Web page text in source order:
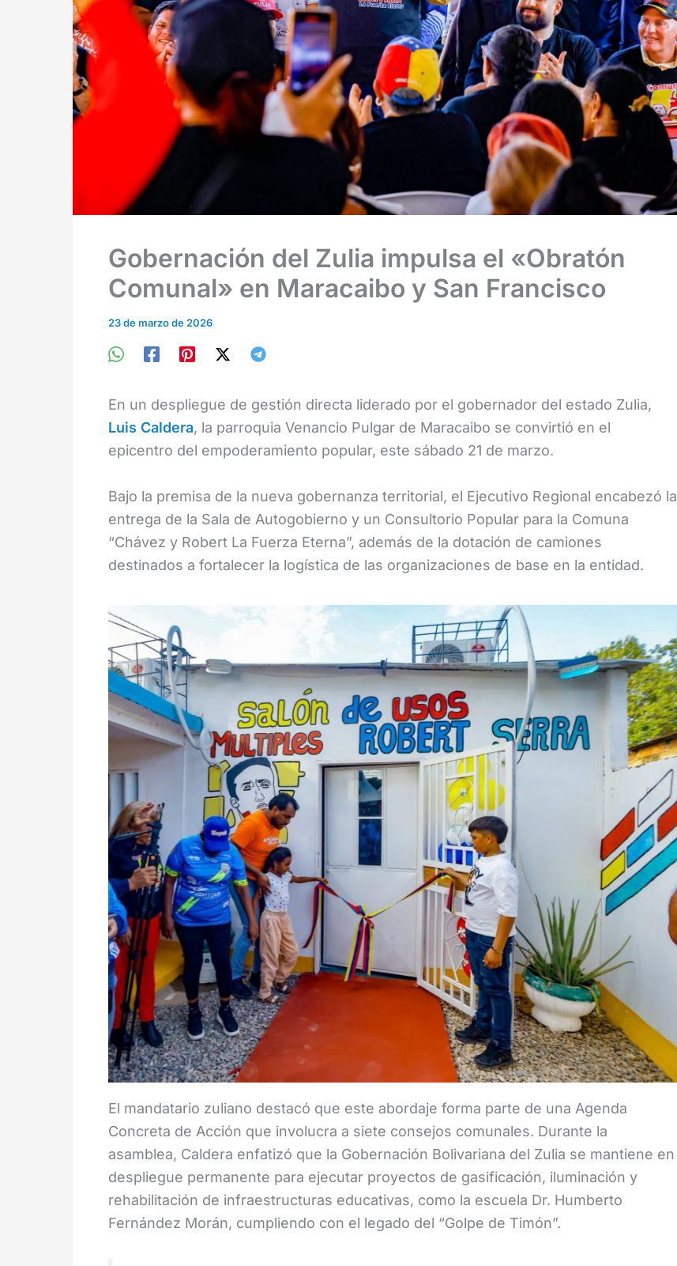
Gobernación del Zulia impulsa el «Obratón
Comunal» en Maracaibo y San Francisco
23 de marzo de 2026
En un despliegue de gestión directa liderado por el gobernador del estado Zulia,
Luis Caldera, la parroquia Venancio Pulgar de Maracaibo se convirtió en el
epicentro del empoderamiento popular, este sábado 21 de marzo.
Bajo la premisa de la nueva gobernanza territorial, el Ejecutivo Regional encabezó la
entrega de la Sala de Autogobierno y un Consultorio Popular para la Comuna
“Chávez y Robert La Fuerza Eterna”, además de la dotación de camiones
destinados a fortalecer la logística de las organizaciones de base en la entidad.
El mandatario zuliano destacó que este abordaje forma parte de una Agenda
Concreta de Acción que involucra a siete consejos comunales. Durante la
asamblea, Caldera enfatizó que la Gobernación Bolivariana del Zulia se mantiene en
despliegue permanente para ejecutar proyectos de gasificación, iluminación y
rehabilitación de infraestructuras educativas, como la escuela Dr. Humberto
Fernández Morán, cumpliendo con el legado del “Golpe de Timón”.